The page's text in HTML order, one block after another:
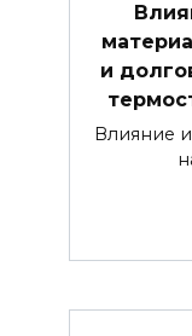
и
Влияние